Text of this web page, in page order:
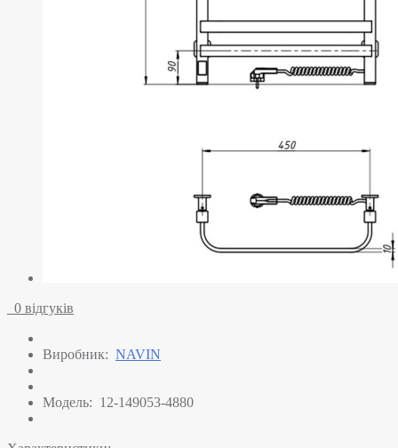
0 відгуків
Виробник: NAVIN
Модель: 12-149053-4880